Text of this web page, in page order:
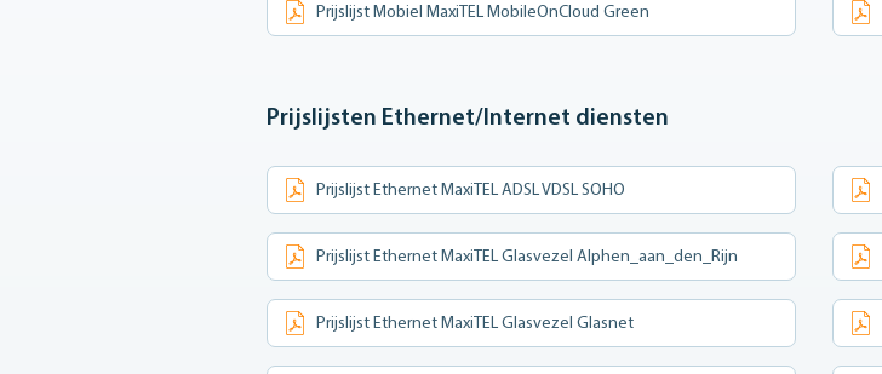
Prijslijst Mobiel MaxiTEL MobileOnCloud Green
Prijslijsten Ethernet/Internet diensten
Prijslijst Ethernet MaxiTEL ADSL VDSL SOHO
Prijslijst Ethernet MaxiTEL Glasvezel Alphen_aan_den_Rijn
Prijslijst Ethernet MaxiTEL Glasvezel Glasnet